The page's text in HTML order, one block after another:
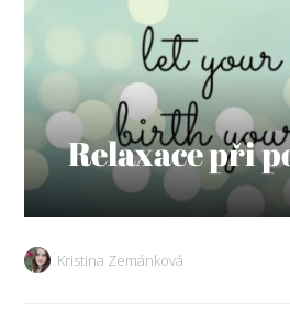
Relaxace při
Kristina Zemánková